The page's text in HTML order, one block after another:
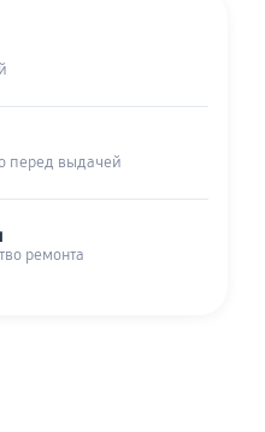
перед выдачей
ремонта